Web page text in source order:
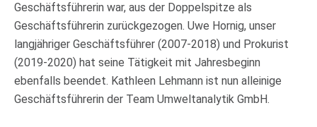
Geschäftsführerin war, aus der Doppelspitze als
Geschäftsführerin zurückgezogen. Uwe Hornig, unser
langjähriger Geschäftsführer (2007-2018) und Prokurist
(2019-2020) hat seine Tätigkeit mit Jahresbeginn
ebenfalls beendet. Kathleen Lehmann ist nun alleinige
Geschäftsführerin der Team Umweltanalytik GmbH.